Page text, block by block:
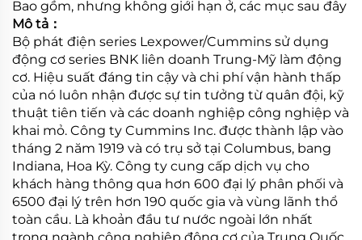
Bao gồm, nhưng không giới hạn ở, các mục sau đây
Mô tả：
Bộ phát điện series Lexpower/Cummins sử dụng
động cơ series BNK liên doanh Trung-Mỹ làm động
cơ. Hiệu suất đáng tin cậy và chi phí vận hành thấp
của nó luôn nhận được sự tin tưởng từ quân đội, kỹ
thuật tiên tiến và các doanh nghiệp công nghiệp và
khai mỏ. Công ty Cummins Inc. được thành lập vào
tháng 2 năm 1919 và có trụ sở tại Columbus, bang
Indiana, Hoa Kỳ. Công ty cung cấp dịch vụ cho
khách hàng thông qua hơn 600 đại lý phân phối và
6500 đại lý trên hơn 190 quốc gia và vùng lãnh thổ
toàn cầu. Là khoản đầu tư nước ngoài lớn nhất